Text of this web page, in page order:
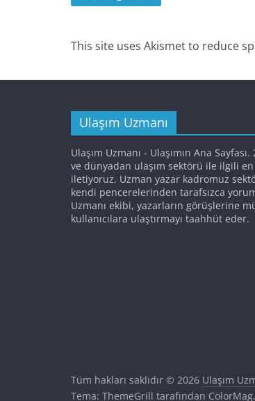
This site uses Akismet to reduce
Ulaşım Uzmanı
Ulaşım Uzmanı - Ulaşımın Ana
ve dünyadan ulaşım sektörü ile ilgili
iletiyoruz. Uzman yazar kadromuz
kendi pencerelerinden tarafsızca
Uzmanı ekibi, yazarların görüşlerine
kullanıcılara ulaştırmayı taahhüt eder.
Tüm hakları saklıdır © 2026 Ulaşım
Tema: ThemeGrill tarafından ColorMag